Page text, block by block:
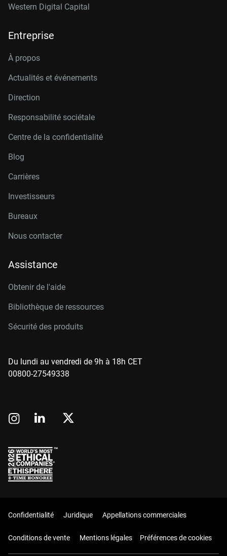
Western Digital Capital
Entreprise
À propos
Actualités et événements
Direction
Responsabilité sociétale
Centre de la confidentialité
Blog
Carrières
Investisseurs
Bureaux
Nous contacter
Assistance
Obtenir de l'aide
Bibliothèque de ressources
Sécurité des produits
Du lundi au vendredi de 9h à 18h CET
00800-27549338
Confidentialité Juridique Appellations commerciales
Conditions de vente Mentions légales Préférences de cookies